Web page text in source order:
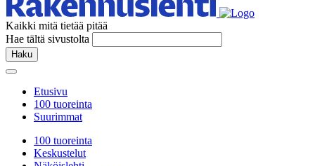
Kaikki mitä tietää pitää
Hae tältä sivustolta
Haku
Etusivu
100 tuoreinta
Suurimmat
100 tuoreinta
Keskustelut